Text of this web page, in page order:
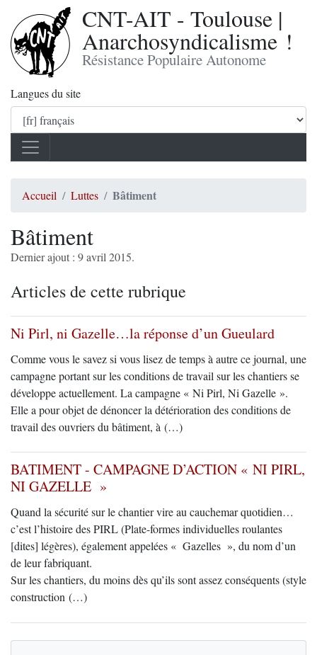
CNT-AIT - Toulouse |
Anarchosyndicalisme !
Résistance Populaire Autonome
Langues du site
Accueil Luttes Bâtiment
Bâtiment
Dernier ajout : 9 avril 2015.
Articles de cette rubrique
Ni Pirl, ni Gazelle…la réponse d’un Gueulard
Comme vous le savez si vous lisez de temps à autre ce journal, une
campagne portant sur les conditions de travail sur les chantiers se
développe actuellement. La campagne « Ni Pirl, Ni Gazelle ».
Elle a pour objet de dénoncer la détérioration des conditions de
travail des ouvriers du bâtiment, à (…)
BATIMENT - CAMPAGNE D’ACTION « NI PIRL,
NI GAZELLE »
Quand la sécurité sur le chantier vire au cauchemar quotidien…
c’est l’histoire des PIRL (Plate-formes individuelles roulantes
[dites] légères), également appelées « Gazelles », du nom d’un
de leur fabriquant.
Sur les chantiers, du moins dès qu’ils sont assez conséquents (style
construction (…)